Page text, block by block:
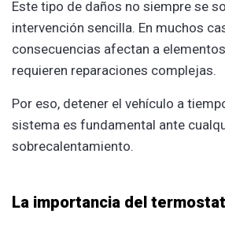
Este tipo de daños no siempre se
intervención sencilla. En muchos
consecuencias afectan a
requieren reparaciones complejas.
Por eso, detener el vehículo a
sistema es fundamental ante
sobrecalentamiento.
La importancia del